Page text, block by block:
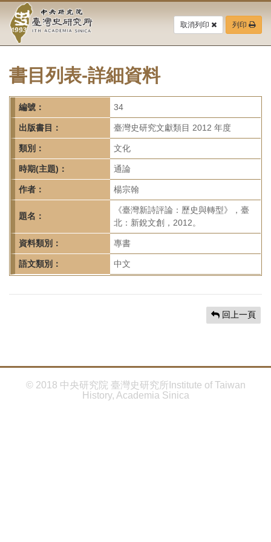
要
中
央
研
究
院-
臺
灣
史
研
究
所-
首
頁
取消列印 列印
書目列表-詳細資料
編號： 34
出版書目： 臺灣史研究文獻類目 2012 年度
類別： 文化
時期(主題)： 通論
作者： 楊宗翰
題名：
《臺灣新詩評論：歷史與轉型》，臺
北：新銳文創，2012。
資料類別： 專書
語文類別： 中文
回上一頁
© 2018 中央研究院 臺灣史研究所Institute of Taiwan
History, Academia Sinica